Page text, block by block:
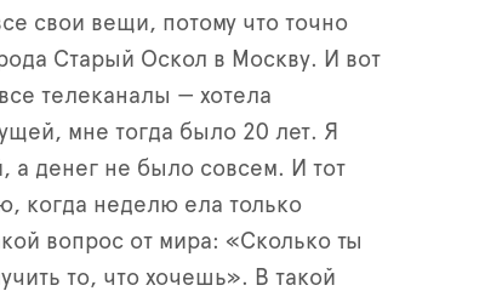
свои вещи, потому что точно
Старый Оскол в Москву. И вот
телеканалы — хотела
мне тогда было 20 лет. Я
а денег не было совсем. И тот
когда неделю ела только
вопрос от мира: «Сколько ты
то, что хочешь». В такой